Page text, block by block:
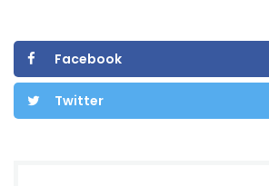
Facebook
Twitter